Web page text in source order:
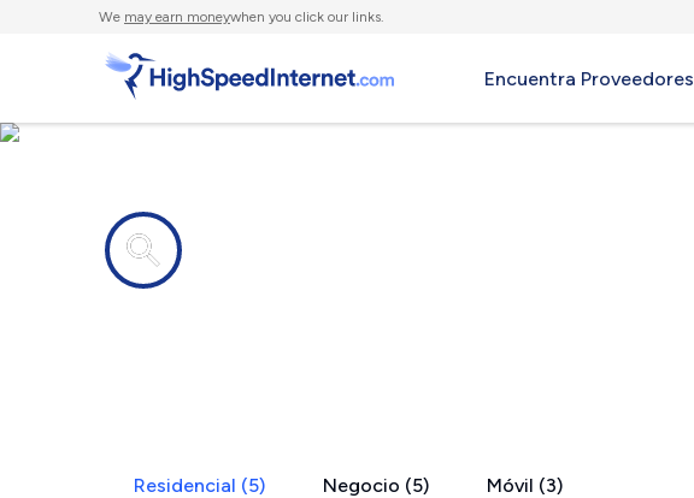
We may earn moneywhen you click our links.
Encuentra Proveedores
Residencial (5) Negocio (5) Móvil (3)